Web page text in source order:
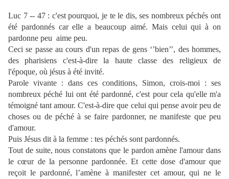
Luc 7 -- 47 : c'est pourquoi, je te le dis, ses nombreux péchés ont
été pardonnés car elle a beaucoup aimé. Mais celui qui à on
pardonne peu aime peu.
Ceci se passe au cours d'un repas de gens ‘’bien’’, des hommes,
des pharisiens c'est-à-dire la haute classe des religieux de
l'époque, où jésus à été invité.
Parole vivante : dans ces conditions, Simon, crois-moi : ses
nombreux péché lui ont été pardonné, c'est pour cela qu'elle m'a
témoigné tant amour. C'est-à-dire que celui qui pense avoir peu de
choses ou de péché à se faire pardonner, ne manifeste que peu
d'amour.
Puis Jésus dit à la femme : tes péchés sont pardonnés.
Tout de suite, nous constatons que le pardon amène l'amour dans
le cœur de la personne pardonnée. Et cette dose d'amour que
reçoit le pardonné, l’amène à manifester cet amour, qui ne le